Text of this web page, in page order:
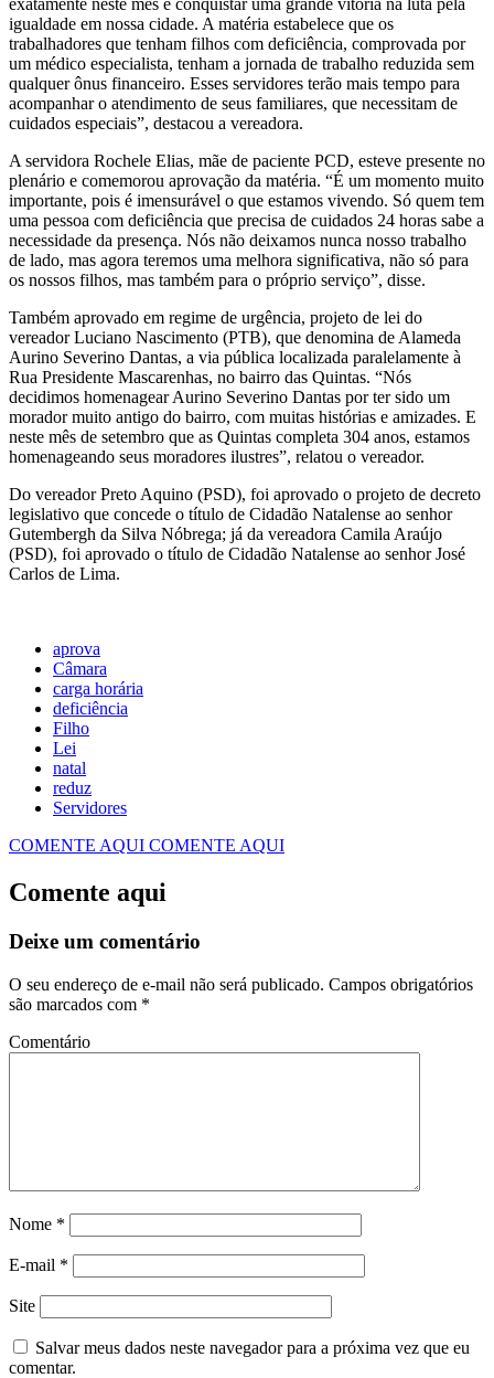
exatamente neste mês é conquistar uma grande vitória na luta pela
igualdade em nossa cidade. A matéria estabelece que os
trabalhadores que tenham filhos com deficiência, comprovada por
um médico especialista, tenham a jornada de trabalho reduzida sem
qualquer ônus financeiro. Esses servidores terão mais tempo para
acompanhar o atendimento de seus familiares, que necessitam de
cuidados especiais”, destacou a vereadora.
A servidora Rochele Elias, mãe de paciente PCD, esteve presente no
plenário e comemorou aprovação da matéria. “É um momento muito
importante, pois é imensurável o que estamos vivendo. Só quem tem
uma pessoa com deficiência que precisa de cuidados 24 horas sabe a
necessidade da presença. Nós não deixamos nunca nosso trabalho
de lado, mas agora teremos uma melhora significativa, não só para
os nossos filhos, mas também para o próprio serviço”, disse.
Também aprovado em regime de urgência, projeto de lei do
vereador Luciano Nascimento (PTB), que denomina de Alameda
Aurino Severino Dantas, a via pública localizada paralelamente à
Rua Presidente Mascarenhas, no bairro das Quintas. “Nós
decidimos homenagear Aurino Severino Dantas por ter sido um
morador muito antigo do bairro, com muitas histórias e amizades. E
neste mês de setembro que as Quintas completa 304 anos, estamos
homenageando seus moradores ilustres”, relatou o vereador.
Do vereador Preto Aquino (PSD), foi aprovado o projeto de decreto
legislativo que concede o título de Cidadão Natalense ao senhor
Gutembergh da Silva Nóbrega; já da vereadora Camila Araújo
(PSD), foi aprovado o título de Cidadão Natalense ao senhor José
Carlos de Lima.
aprova
Câmara
carga horária
deficiência
Filho
Lei
natal
reduz
Servidores
COMENTE AQUI COMENTE AQUI
Comente aqui
Deixe um comentário
O seu endereço de e-mail não será publicado. Campos obrigatórios
são marcados com *
Comentário
Nome *
E-mail *
Site
Salvar meus dados neste navegador para a próxima vez que eu
comentar.